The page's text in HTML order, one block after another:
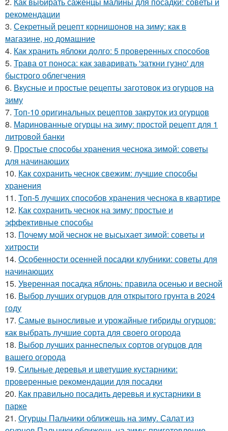
рекомендации
3. Секретный рецепт корнишонов на зиму: как в
магазине, но домашние
4. Как хранить яблоки долго: 5 проверенных способов
5. Трава от поноса: как заваривать 'заткни гузно' для
быстрого облегчения
6. Вкусные и простые рецепты заготовок из огурцов на
зиму
7. Топ-10 оригинальных рецептов закруток из огурцов
8. Маринованные огурцы на зиму: простой рецепт для 1
литровой банки
9. Простые способы хранения чеснока зимой: советы
для начинающих
10. Как сохранить чеснок свежим: лучшие способы
хранения
11. Топ-5 лучших способов хранения чеснока в квартире
12. Как сохранить чеснок на зиму: простые и
эффективные способы
13. Почему мой чеснок не высыхает зимой: советы и
хитрости
14. Особенности осенней посадки клубники: советы для
начинающих
15. Уверенная посадка яблонь: правила осенью и весной
16. Выбор лучших огурцов для открытого грунта в 2024
году
17. Самые выносливые и урожайные гибриды огурцов:
как выбрать лучшие сорта для своего огорода
18. Выбор лучших раннеспелых сортов огурцов для
вашего огорода
19. Сильные деревья и цветущие кустарники:
проверенные рекомендации для посадки
20. Как правильно посадить деревья и кустарники в
парке
21. Огурцы Пальчики оближешь на зиму. Салат из